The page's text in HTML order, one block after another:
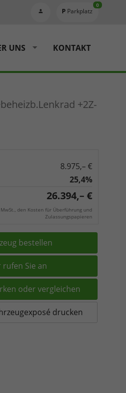
Parkplatz
0
UNS KONTAKT
+2Z-
8.975,– €
25,4%
26.394,– €
den Kosten für Überführung und
Zulassungspapieren
bestellen
rufen Sie an
oder vergleichen
drucken